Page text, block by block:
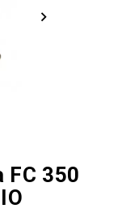
FC 350